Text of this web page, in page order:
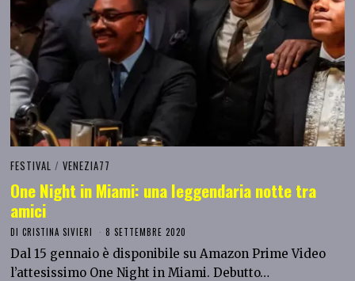
FESTIVAL / VENEZIA77
One Night in Miami: una leggendaria notte tra
amici
DICRISTINA SIVIERI 8 SETTEMBRE 2020
Dal 15 gennaio è disponibile su Amazon Prime Video
l’attesissimo One Night in Miami. Debutto…